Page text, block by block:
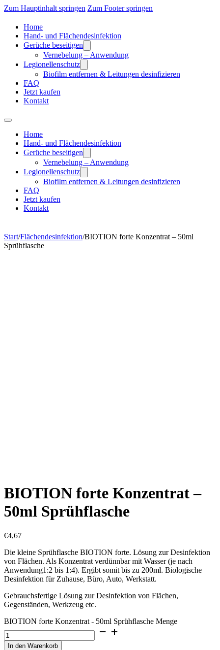
Zum Hauptinhalt springen Zum Footer springen
Home
Hand- und Flächendesinfektion
Gerüche beseitigen
Vernebelung – Anwendung
Legionellenschutz
Biofilm entfernen & Leitungen desinfizieren
FAQ
Jetzt kaufen
Kontakt
Home
Hand- und Flächendesinfektion
Gerüche beseitigen
Vernebelung – Anwendung
Legionellenschutz
Biofilm entfernen & Leitungen desinfizieren
FAQ
Jetzt kaufen
Kontakt
Start/Flächendesinfektion/BIOTION forte Konzentrat – 50ml
Sprühflasche
BIOTION forte Konzentrat –
50ml Sprühflasche
€4,67
Die kleine Sprühflasche BIOTION forte. Lösung zur Desinfektion
von Flächen. Als Konzentrat verdünnbar mit Wasser (je nach
Anwendung1:2 bis 1:4). Ergibt somit bis zu 200ml. Biologische
Desinfektion für Zuhause, Büro, Auto, Werkstatt.
Gebrauchsfertige Lösung zur Desinfektion von Flächen,
Gegenständen, Werkzeug etc.
BIOTION forte Konzentrat - 50ml Sprühflasche Menge
In den Warenkorb